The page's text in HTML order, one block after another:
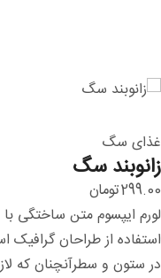
غذای سگ
زانوبند سگ
299.00تومان
لورم ایپسوم متن ساختگی
استفاده از طراحان گرافیک
در ستون و سطرآنچنان که